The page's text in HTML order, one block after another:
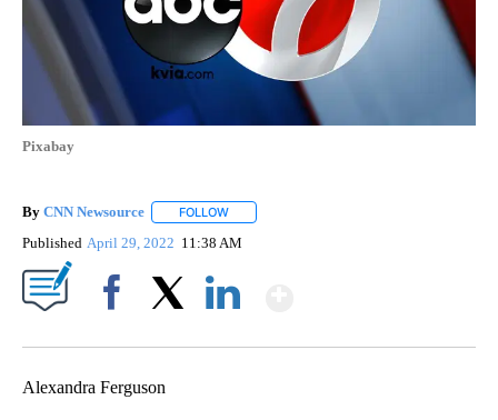
Pixabay
By CNN Newsource FOLLOW
Published April 29, 2022 11:38 AM
Alexandra Ferguson